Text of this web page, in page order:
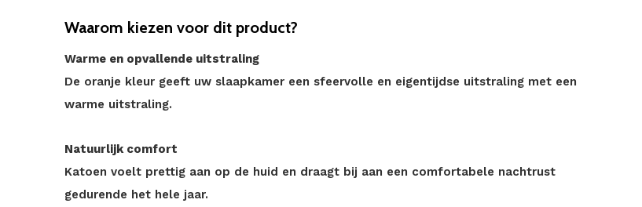
Waarom kiezen voor dit product?
Warme en opvallende uitstraling
De oranje kleur geeft uw slaapkamer een sfeervolle en eigentijdse uitstraling met een
warme uitstraling.
Natuurlijk comfort
Katoen voelt prettig aan op de huid en draagt bij aan een comfortabele nachtrust
gedurende het hele jaar.